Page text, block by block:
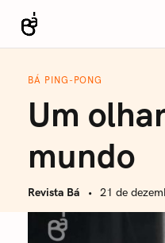
i
Revista Bá
BÁ PING-PONG
Um
mundo
Revista Bá 21 de